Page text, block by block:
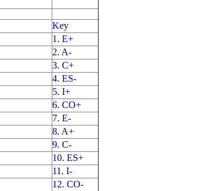
Key
1. E+
2. A-
3. C+
4. ES-
5. I+
6. CO+
7. E-
8. A+
9. C-
10. ES+
11. I-
12. CO-